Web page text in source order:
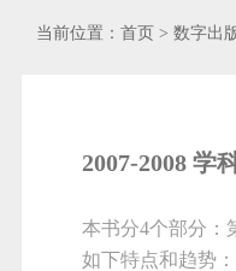
当前位置： 首页 > 数字出
2007-2008 学
本书分4个部分：
如下特点和趋势